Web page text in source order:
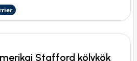
Stafford kölykök